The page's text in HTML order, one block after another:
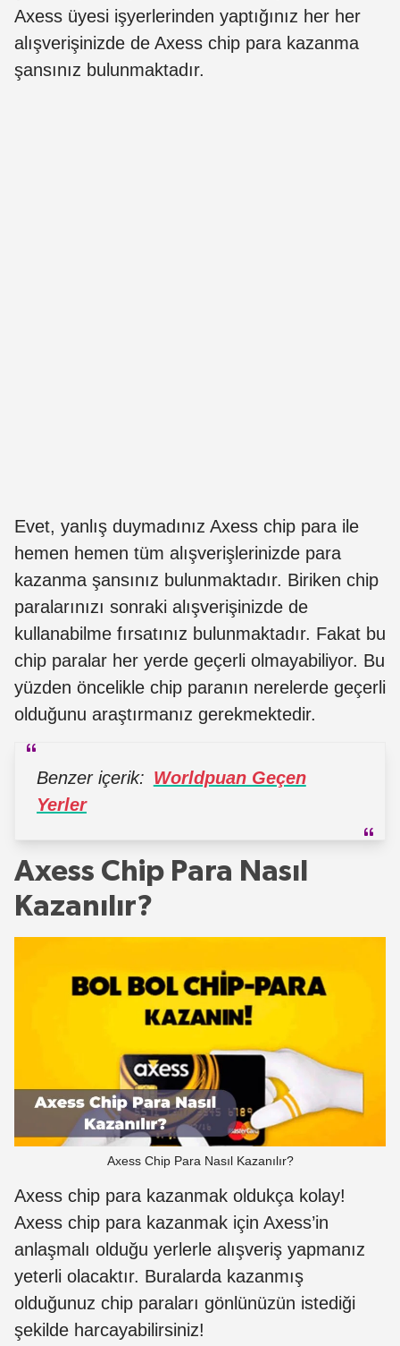
Axess üyesi işyerlerinden yaptığınız her her
alışverişinizde de Axess chip para kazanma
şansınız bulunmaktadır.
Evet, yanlış duymadınız Axess chip para ile
hemen hemen tüm alışverişlerinizde para
kazanma şansınız bulunmaktadır. Biriken chip
paralarınızı sonraki alışverişinizde de
kullanabilme fırsatınız bulunmaktadır. Fakat bu
chip paralar her yerde geçerli olmayabiliyor. Bu
yüzden öncelikle chip paranın nerelerde geçerli
olduğunu araştırmanız gerekmektedir.
Benzer içerik: Worldpuan Geçen
Yerler
Axess Chip Para Nasıl
Kazanılır?
Axess Chip Para Nasıl Kazanılır?
Axess chip para kazanmak oldukça kolay!
Axess chip para kazanmak için Axess’in
anlaşmalı olduğu yerlerle alışveriş yapmanız
yeterli olacaktır. Buralarda kazanmış
olduğunuz chip paraları gönlünüzün istediği
şekilde harcayabilirsiniz!